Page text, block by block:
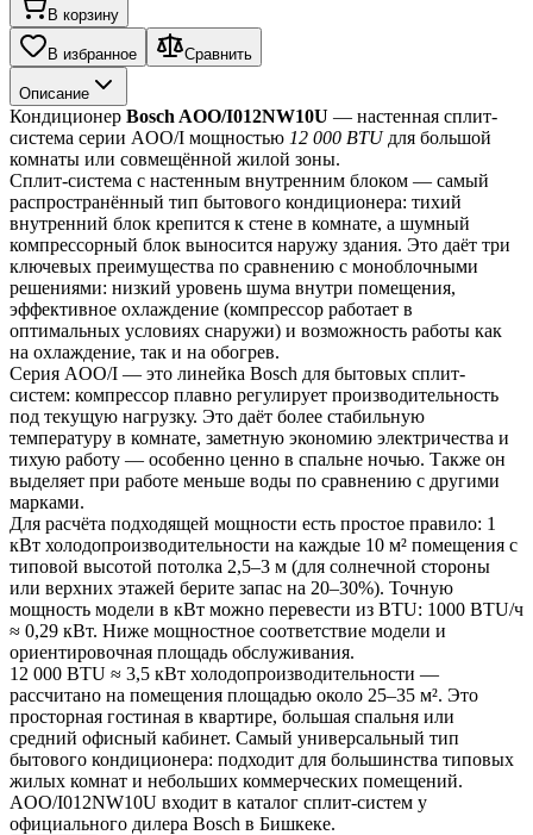
В корзину
В избранное Сравнить
Описание
Кондиционер Bosch AOO/I012NW10U — настенная сплит-
система серии AOO/I мощностью 12 000 BTU для большой
комнаты или совмещённой жилой зоны.
Сплит-система с настенным внутренним блоком — самый
распространённый тип бытового кондиционера: тихий
внутренний блок крепится к стене в комнате, а шумный
компрессорный блок выносится наружу здания. Это даёт три
ключевых преимущества по сравнению с моноблочными
решениями: низкий уровень шума внутри помещения,
эффективное охлаждение (компрессор работает в
оптимальных условиях снаружи) и возможность работы как
на охлаждение, так и на обогрев.
Серия AOO/I — это линейка Bosch для бытовых сплит-
систем: компрессор плавно регулирует производительность
под текущую нагрузку. Это даёт более стабильную
температуру в комнате, заметную экономию электричества и
тихую работу — особенно ценно в спальне ночью. Также он
выделяет при работе меньше воды по сравнению с другими
марками.
Для расчёта подходящей мощности есть простое правило: 1
кВт холодопроизводительности на каждые 10 м² помещения с
типовой высотой потолка 2,5–3 м (для солнечной стороны
или верхних этажей берите запас на 20–30%). Точную
мощность модели в кВт можно перевести из BTU: 1000 BTU/ч
≈ 0,29 кВт. Ниже мощностное соответствие модели и
ориентировочная площадь обслуживания.
12 000 BTU ≈ 3,5 кВт холодопроизводительности —
рассчитано на помещения площадью около 25–35 м². Это
просторная гостиная в квартире, большая спальня или
средний офисный кабинет. Самый универсальный тип
бытового кондиционера: подходит для большинства типовых
жилых комнат и небольших коммерческих помещений.
AOO/I012NW10U входит в каталог сплит-систем у
официального дилера Bosch в Бишкеке.